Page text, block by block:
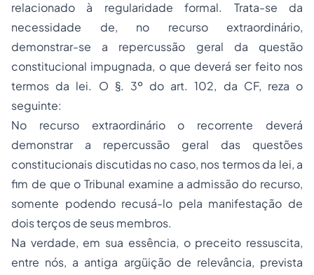
relacionado à regularidade formal. Trata-se da
necessidade de, no recurso extraordinário,
demonstrar-se a repercussão geral da questão
constitucional impugnada, o que deverá ser feito nos
termos da lei. O §. 3º do art. 102, da CF, reza o
seguinte:
No recurso extraordinário o recorrente deverá
demonstrar a repercussão geral das questões
constitucionais discutidas no caso, nos termos da lei, a
fim de que o Tribunal examine a admissão do recurso,
somente podendo recusá-lo pela manifestação de
dois terços de seus membros.
Na verdade, em sua essência, o preceito ressuscita,
entre nós, a antiga argüição de relevância, prevista